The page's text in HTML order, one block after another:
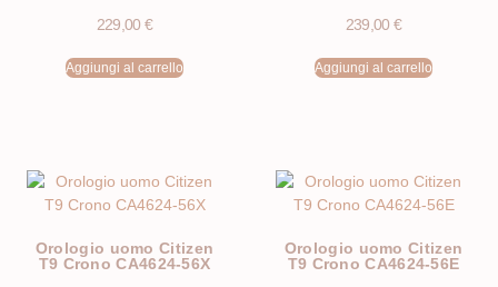
229,00 €
Aggiungi al carrello
239,00 €
Aggiungi al carrello
Orologio uomo Citizen
T9 Crono CA4624-56X
Orologio uomo Citizen
T9 Crono CA4624-56E